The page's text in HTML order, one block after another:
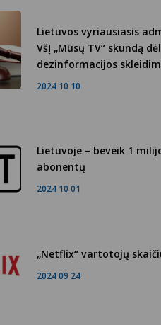
Lietuvos vyriausiasis
VšĮ „Mūsų TV“ skundą
dezinformacijos
2024 10 10
Lietuvoje – beveik 1
abonentų
2024 10 01
„Netflix“ vartotojų
2024 09 24